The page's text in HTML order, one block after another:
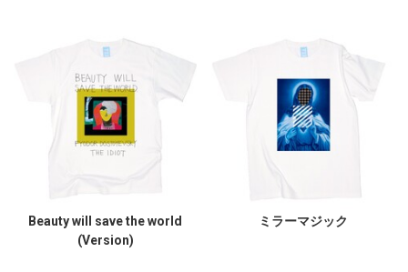
Beauty will save the world
(Version)
ミラーマジック